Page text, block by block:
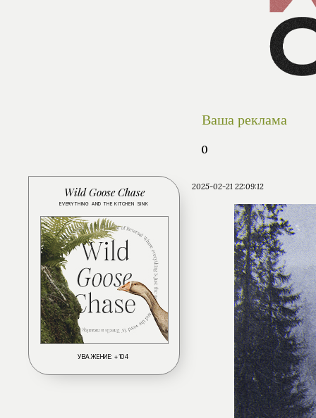
Ваша реклама
0
2025-02-21 22:09:12
Wild Goose Chase
EVERYTHING AND THE KITCHEN SINK
УВАЖЕНИЕ: +104